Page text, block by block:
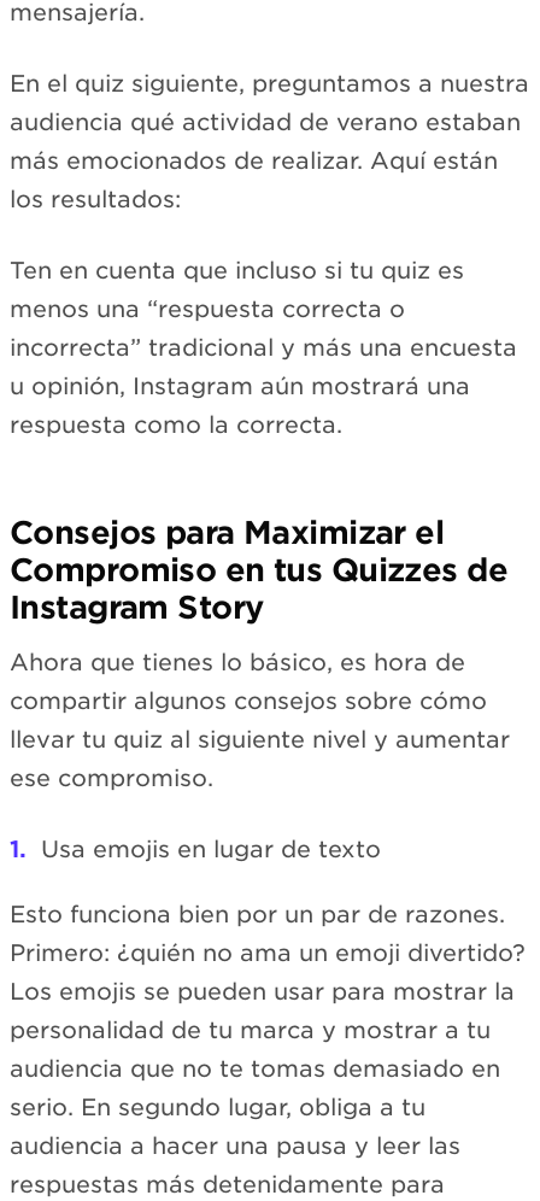
mensajería.
En el quiz siguiente, preguntamos a nuestra
audiencia qué actividad de verano estaban
más emocionados de realizar. Aquí están
los resultados:
Ten en cuenta que incluso si tu quiz es
menos una “respuesta correcta o
incorrecta” tradicional y más una encuesta
u opinión, Instagram aún mostrará una
respuesta como la correcta.
Consejos para Maximizar el
Compromiso en tus Quizzes de
Instagram Story
Ahora que tienes lo básico, es hora de
compartir algunos consejos sobre cómo
llevar tu quiz al siguiente nivel y aumentar
ese compromiso.
Usa emojis en lugar de texto
Esto funciona bien por un par de razones.
Primero: ¿quién no ama un emoji divertido?
Los emojis se pueden usar para mostrar la
personalidad de tu marca y mostrar a tu
audiencia que no te tomas demasiado en
serio. En segundo lugar, obliga a tu
audiencia a hacer una pausa y leer las
respuestas más detenidamente para